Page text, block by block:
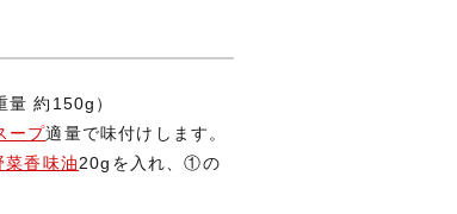
約150g）
ープ適量で味付けします。
菜香味油20gを入れ、①の